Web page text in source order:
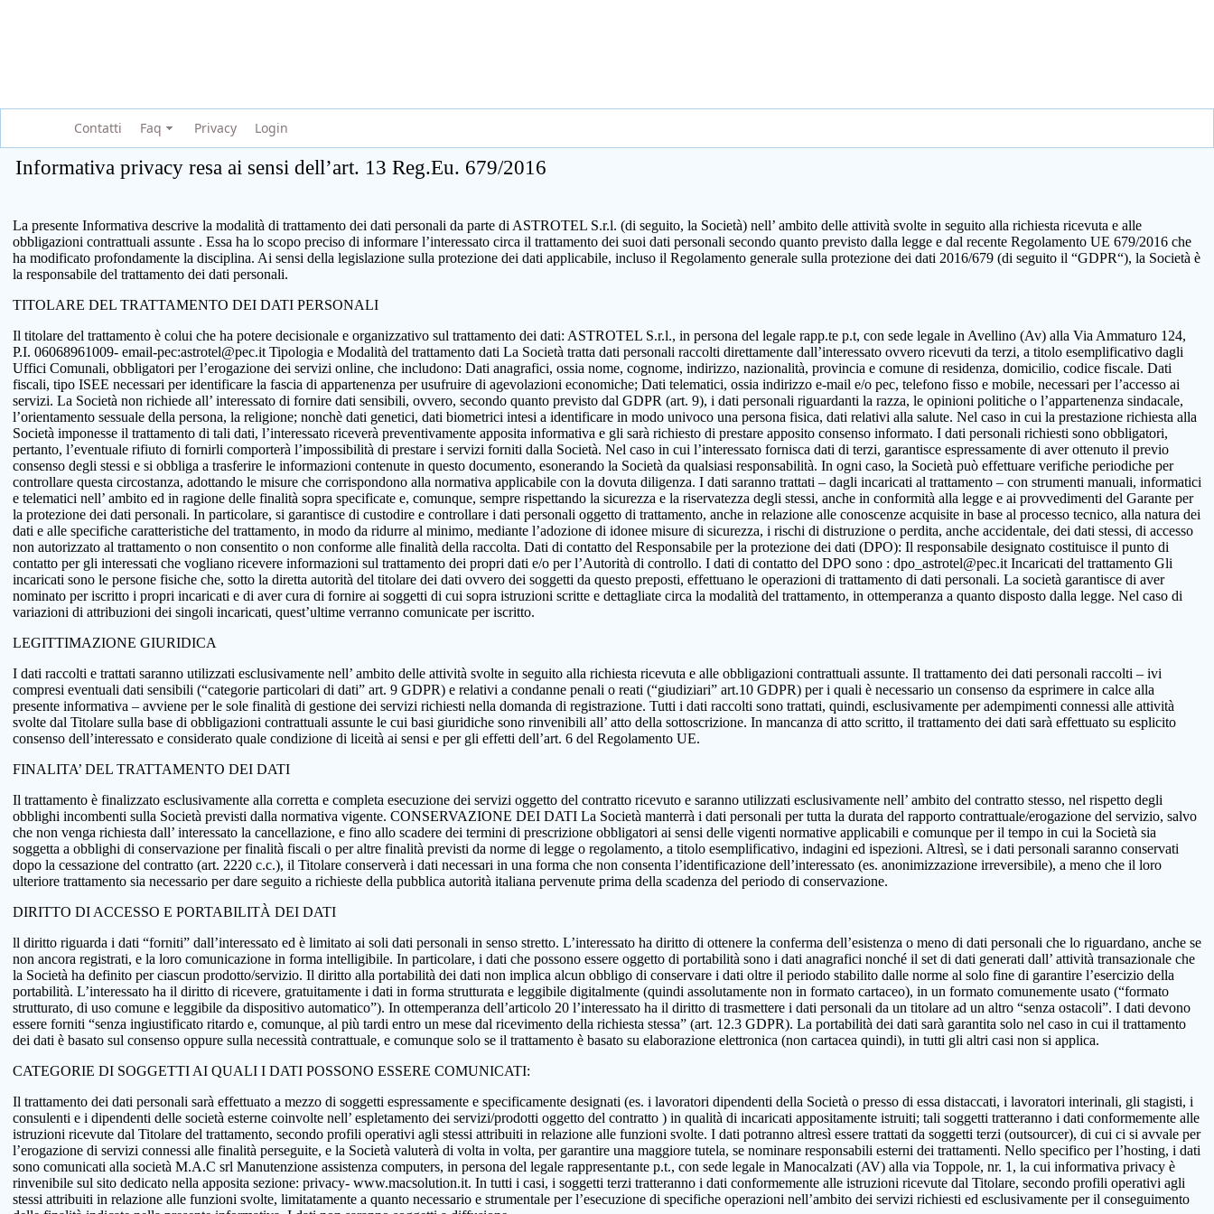
Contatti Faq Privacy Login
Informativa privacy resa ai sensi dell’art. 13 Reg.Eu. 679/2016
La presente Informativa descrive la modalità di trattamento dei dati personali da parte di ASTROTEL S.r.l. (di seguito, la Società) nell’ ambito delle attività svolte in seguito alla richiesta ricevuta e alle
obbligazioni contrattuali assunte . Essa ha lo scopo preciso di informare l’interessato circa il trattamento dei suoi dati personali secondo quanto previsto dalla legge e dal recente Regolamento UE 679/2016 che
ha modificato profondamente la disciplina. Ai sensi della legislazione sulla protezione dei dati applicabile, incluso il Regolamento generale sulla protezione dei dati 2016/679 (di seguito il “GDPR“), la Società è
la responsabile del trattamento dei dati personali.
TITOLARE DEL TRATTAMENTO DEI DATI PERSONALI
Il titolare del trattamento è colui che ha potere decisionale e organizzativo sul trattamento dei dati: ASTROTEL S.r.l., in persona del legale rapp.te p.t, con sede legale in Avellino (Av) alla Via Ammaturo 124,
P.I. 06068961009- email-pec:astrotel@pec.it Tipologia e Modalità del trattamento dati La Società tratta dati personali raccolti direttamente dall’interessato ovvero ricevuti da terzi, a titolo esemplificativo dagli
Uffici Comunali, obbligatori per l’erogazione dei servizi online, che includono: Dati anagrafici, ossia nome, cognome, indirizzo, nazionalità, provincia e comune di residenza, domicilio, codice fiscale. Dati
fiscali, tipo ISEE necessari per identificare la fascia di appartenenza per usufruire di agevolazioni economiche; Dati telematici, ossia indirizzo e-mail e/o pec, telefono fisso e mobile, necessari per l’accesso ai
servizi. La Società non richiede all’ interessato di fornire dati sensibili, ovvero, secondo quanto previsto dal GDPR (art. 9), i dati personali riguardanti la razza, le opinioni politiche o l’appartenenza sindacale,
l’orientamento sessuale della persona, la religione; nonchè dati genetici, dati biometrici intesi a identificare in modo univoco una persona fisica, dati relativi alla salute. Nel caso in cui la prestazione richiesta alla
Società imponesse il trattamento di tali dati, l’interessato riceverà preventivamente apposita informativa e gli sarà richiesto di prestare apposito consenso informato. I dati personali richiesti sono obbligatori,
pertanto, l’eventuale rifiuto di fornirli comporterà l’impossibilità di prestare i servizi forniti dalla Società. Nel caso in cui l’interessato fornisca dati di terzi, garantisce espressamente di aver ottenuto il previo
consenso degli stessi e si obbliga a trasferire le informazioni contenute in questo documento, esonerando la Società da qualsiasi responsabilità. In ogni caso, la Società può effettuare verifiche periodiche per
controllare questa circostanza, adottando le misure che corrispondono alla normativa applicabile con la dovuta diligenza. I dati saranno trattati – dagli incaricati al trattamento – con strumenti manuali, informatici
e telematici nell’ ambito ed in ragione delle finalità sopra specificate e, comunque, sempre rispettando la sicurezza e la riservatezza degli stessi, anche in conformità alla legge e ai provvedimenti del Garante per
la protezione dei dati personali. In particolare, si garantisce di custodire e controllare i dati personali oggetto di trattamento, anche in relazione alle conoscenze acquisite in base al processo tecnico, alla natura dei
dati e alle specifiche caratteristiche del trattamento, in modo da ridurre al minimo, mediante l’adozione di idonee misure di sicurezza, i rischi di distruzione o perdita, anche accidentale, dei dati stessi, di accesso
non autorizzato al trattamento o non consentito o non conforme alle finalità della raccolta. Dati di contatto del Responsabile per la protezione dei dati (DPO): Il responsabile designato costituisce il punto di
contatto per gli interessati che vogliano ricevere informazioni sul trattamento dei propri dati e/o per l’Autorità di controllo. I dati di contatto del DPO sono : dpo_astrotel@pec.it Incaricati del trattamento Gli
incaricati sono le persone fisiche che, sotto la diretta autorità del titolare dei dati ovvero dei soggetti da questo preposti, effettuano le operazioni di trattamento di dati personali. La società garantisce di aver
nominato per iscritto i propri incaricati e di aver cura di fornire ai soggetti di cui sopra istruzioni scritte e dettagliate circa la modalità del trattamento, in ottemperanza a quanto disposto dalla legge. Nel caso di
variazioni di attribuzioni dei singoli incaricati, quest’ultime verranno comunicate per iscritto.
LEGITTIMAZIONE GIURIDICA
I dati raccolti e trattati saranno utilizzati esclusivamente nell’ ambito delle attività svolte in seguito alla richiesta ricevuta e alle obbligazioni contrattuali assunte. Il trattamento dei dati personali raccolti – ivi
compresi eventuali dati sensibili (“categorie particolari di dati” art. 9 GDPR) e relativi a condanne penali o reati (“giudiziari” art.10 GDPR) per i quali è necessario un consenso da esprimere in calce alla
presente informativa – avviene per le sole finalità di gestione dei servizi richiesti nella domanda di registrazione. Tutti i dati raccolti sono trattati, quindi, esclusivamente per adempimenti connessi alle attività
svolte dal Titolare sulla base di obbligazioni contrattuali assunte le cui basi giuridiche sono rinvenibili all’ atto della sottoscrizione. In mancanza di atto scritto, il trattamento dei dati sarà effettuato su esplicito
consenso dell’interessato e considerato quale condizione di liceità ai sensi e per gli effetti dell’art. 6 del Regolamento UE.
FINALITA’ DEL TRATTAMENTO DEI DATI
Il trattamento è finalizzato esclusivamente alla corretta e completa esecuzione dei servizi oggetto del contratto ricevuto e saranno utilizzati esclusivamente nell’ ambito del contratto stesso, nel rispetto degli
obblighi incombenti sulla Società previsti dalla normativa vigente. CONSERVAZIONE DEI DATI La Società manterrà i dati personali per tutta la durata del rapporto contrattuale/erogazione del servizio, salvo
che non venga richiesta dall’ interessato la cancellazione, e fino allo scadere dei termini di prescrizione obbligatori ai sensi delle vigenti normative applicabili e comunque per il tempo in cui la Società sia
soggetta a obblighi di conservazione per finalità fiscali o per altre finalità previsti da norme di legge o regolamento, a titolo esemplificativo, indagini ed ispezioni. Altresì, se i dati personali saranno conservati
dopo la cessazione del contratto (art. 2220 c.c.), il Titolare conserverà i dati necessari in una forma che non consenta l’identificazione dell’interessato (es. anonimizzazione irreversibile), a meno che il loro
ulteriore trattamento sia necessario per dare seguito a richieste della pubblica autorità italiana pervenute prima della scadenza del periodo di conservazione.
DIRITTO DI ACCESSO E PORTABILITÀ DEI DATI
ll diritto riguarda i dati “forniti” dall’interessato ed è limitato ai soli dati personali in senso stretto. L’interessato ha diritto di ottenere la conferma dell’esistenza o meno di dati personali che lo riguardano, anche se
non ancora registrati, e la loro comunicazione in forma intelligibile. In particolare, i dati che possono essere oggetto di portabilità sono i dati anagrafici nonché il set di dati generati dall’ attività transazionale che
la Società ha definito per ciascun prodotto/servizio. Il diritto alla portabilità dei dati non implica alcun obbligo di conservare i dati oltre il periodo stabilito dalle norme al solo fine di garantire l’esercizio della
portabilità. L’interessato ha il diritto di ricevere, gratuitamente i dati in forma strutturata e leggibile digitalmente (quindi assolutamente non in formato cartaceo), in un formato comunemente usato (“formato
strutturato, di uso comune e leggibile da dispositivo automatico”). In ottemperanza dell’articolo 20 l’interessato ha il diritto di trasmettere i dati personali da un titolare ad un altro “senza ostacoli”. I dati devono
essere forniti “senza ingiustificato ritardo e, comunque, al più tardi entro un mese dal ricevimento della richiesta stessa” (art. 12.3 GDPR). La portabilità dei dati sarà garantita solo nel caso in cui il trattamento
dei dati è basato sul consenso oppure sulla necessità contrattuale, e comunque solo se il trattamento è basato su elaborazione elettronica (non cartacea quindi), in tutti gli altri casi non si applica.
CATEGORIE DI SOGGETTI AI QUALI I DATI POSSONO ESSERE COMUNICATI:
Il trattamento dei dati personali sarà effettuato a mezzo di soggetti espressamente e specificamente designati (es. i lavoratori dipendenti della Società o presso di essa distaccati, i lavoratori interinali, gli stagisti, i
consulenti e i dipendenti delle società esterne coinvolte nell’ espletamento dei servizi/prodotti oggetto del contratto ) in qualità di incaricati appositamente istruiti; tali soggetti tratteranno i dati conformemente alle
istruzioni ricevute dal Titolare del trattamento, secondo profili operativi agli stessi attribuiti in relazione alle funzioni svolte. I dati potranno altresì essere trattati da soggetti terzi (outsourcer), di cui ci si avvale per
l’erogazione di servizi connessi alle finalità perseguite, e la Società valuterà di volta in volta, per garantire una maggiore tutela, se nominare responsabili esterni dei trattamenti. Nello specifico per l’hosting, i dati
sono comunicati alla società M.A.C srl Manutenzione assistenza computers, in persona del legale rappresentante p.t., con sede legale in Manocalzati (AV) alla via Toppole, nr. 1, la cui informativa privacy è
rinvenibile sul sito dedicato nella apposita sezione: privacy- www.macsolution.it. In tutti i casi, i soggetti terzi tratteranno i dati conformemente alle istruzioni ricevute dal Titolare, secondo profili operativi agli
stessi attribuiti in relazione alle funzioni svolte, limitatamente a quanto necessario e strumentale per l’esecuzione di specifiche operazioni nell’ambito dei servizi richiesti ed esclusivamente per il conseguimento